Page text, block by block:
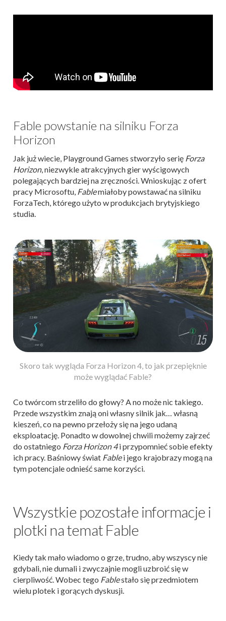
Fable powstanie na silniku Forza
Horizon
Jak już wiecie, Playground Games stworzyło serię Forza
Horizon, niezwykle atrakcyjnych gier wyścigowych
polegających bardziej na zręczności. Wnioskując z ofert
pracy Microsoftu, Fablemiałoby powstawać na silniku
ForzaTech, którego użyto w produkcjach brytyjskiego
studia.
Skoro tak wygląda Forza Horizon 4, to jak przepięknie
może wyglądać Fable?
Co twórcom strzeliło do głowy? A no może nic takiego.
Przede wszystkim znają oni własny silnik jak… własną
kieszeń, co na pewno przełoży się na jego udaną
eksploatację. Ponadto w dowolnej chwili możemy zajrzeć
do ostatniego Forza Horizon 4i przypomnieć sobie efekty
ich pracy. Baśniowy świat Fablei jego krajobrazy mogą na
tym potencjale odnieść same korzyści.
Wszystkie pozostałe informacje i
plotki na temat Fable
Kiedy tak mało wiadomo o grze, trudno, aby wszyscy nie
gdybali, nie dumali i zwyczajnie mogli uzbroić się w
cierpliwość. Wobec tego Fablestało się przedmiotem
wielu plotek i gorących dyskusji.